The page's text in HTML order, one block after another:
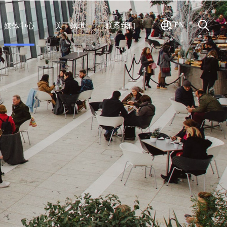
EN
媒体中心 关于佩琪 联系我们